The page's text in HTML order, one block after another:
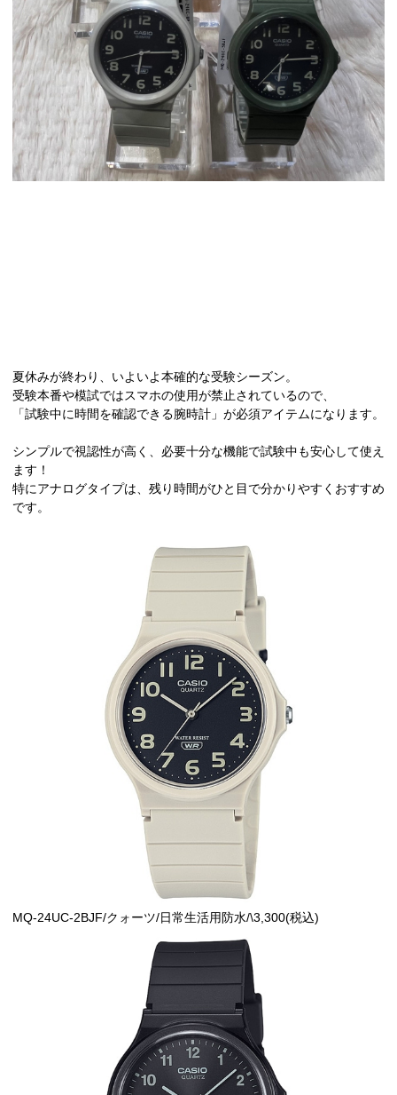
夏休みが終わり、いよいよ本確的な受験シーズン。
受験本番や模試ではスマホの使用が禁止されているので、
「試験中に時間を確認できる腕時計」が必須アイテムになります。
シンプルで視認性が高く、必要十分な機能で試験中も安心して使え
ます！
特にアナログタイプは、残り時間がひと目で分かりやすくおすすめ
です。
MQ-24UC-2BJF/クォーツ/日常生活用防水/\3,300(税込)